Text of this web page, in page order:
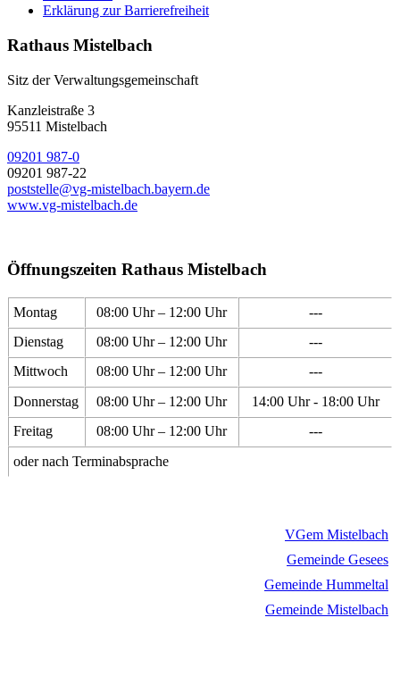
Erklärung zur Barrierefreiheit
Rathaus Mistelbach
Sitz der Verwaltungsgemeinschaft
Kanzleistraße 3
95511 Mistelbach
09201 987-0
09201 987-22
poststelle@vg-mistelbach.bayern.de
www.vg-mistelbach.de
Öffnungszeiten Rathaus Mistelbach
Montag 08:00 Uhr – 12:00 Uhr
---
Dienstag
08:00 Uhr – 12:00 Uhr
---
Mittwoch
08:00 Uhr – 12:00 Uhr
---
Donnerstag
08:00 Uhr – 12:00 Uhr
14:00 Uhr - 18:00 Uhr
Freitag
08:00 Uhr – 12:00 Uhr
---
oder nach Terminabsprache
VGem Mistelbach
Gemeinde Gesees
Gemeinde Hummeltal
Gemeinde Mistelbach